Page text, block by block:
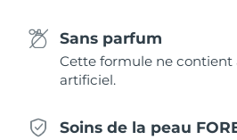
Sans parfum
Cette formule ne
artificiel.
Soins de la peau